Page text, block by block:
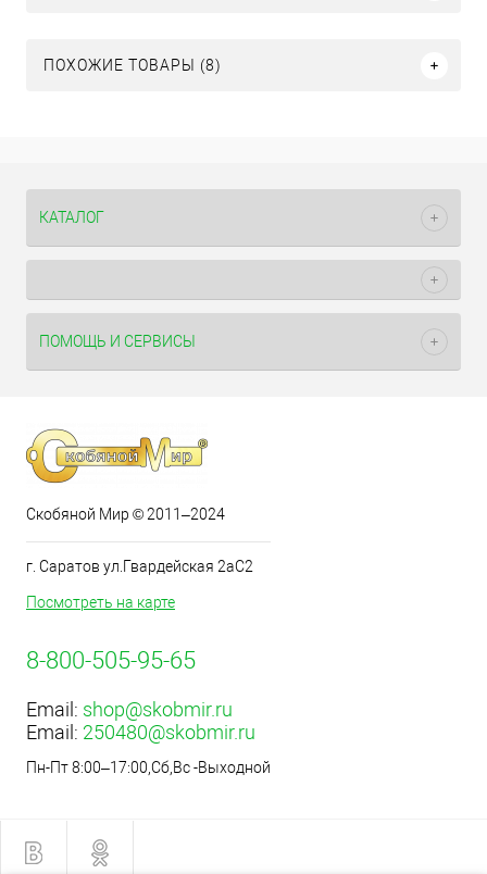
ПОХОЖИЕ ТОВАРЫ (8)
КАТАЛОГ
ПОМОЩЬ И СЕРВИСЫ
Скобяной Мир © 2011–2024
г. Саратов ул.Гвардейская 2аС2
Посмотреть на карте
8-800-505-95-65
Email: shop@skobmir.ru
Email: 250480@skobmir.ru
Пн-Пт 8:00–17:00,Сб,Вс -Выходной